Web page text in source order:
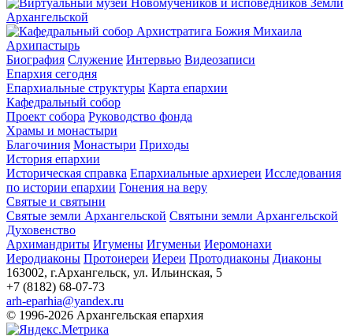
Архипастырь
Биография Служение Интервью Видеозаписи
Епархия сегодня
Епархиальные структуры Карта епархии
Кафедральный собор
Проект собора Руководство фонда
Храмы и монастыри
Благочиния Монастыри Приходы
История епархии
Историческая справка Епархиальные архиереи Исследования
по истории епархии Гонения на веру
Святые и святыни
Святые земли Архангельской Святыни земли Архангельской
Духовенство
Архимандриты Игумены Игуменьи Иеромонахи
Иеродиаконы Протоиереи Иереи Протодиаконы Диаконы
163002, г.Архангельск, ул. Ильинская, 5
+7 (8182) 68-07-73
arh-eparhia@yandex.ru
© 1996-2026 Архангельская епархия